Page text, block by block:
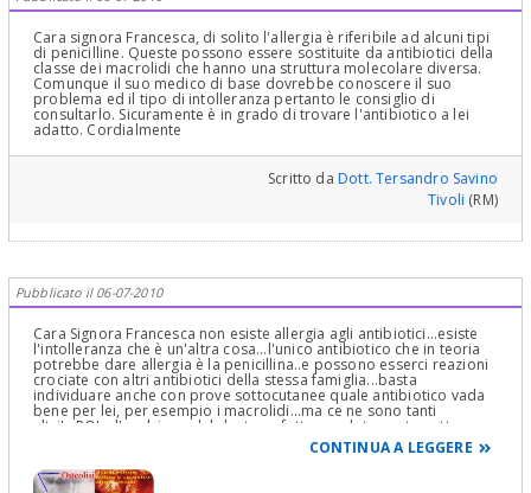
Cara signora Francesca, di solito l'allergia è riferibile ad alcuni tipi
di penicilline. Queste possono essere sostituite da antibiotici della
classe dei macrolidi che hanno una struttura molecolare diversa.
Comunque il suo medico di base dovrebbe conoscere il suo
problema ed il tipo di intolleranza pertanto le consiglio di
consultarlo. Sicuramente è in grado di trovare l'antibiotico a lei
adatto. Cordialmente
Scritto daDott. Tersandro Savino
Tivoli (RM)
Pubblicato il 06-07-2010
Cara Signora Francesca non esiste allergia agli antibiotici...esiste
l'intolleranza che è un'altra cosa...l'unico antibiotico che in teoria
potrebbe dare allergia è la penicillina..e possono esserci reazioni
crociate con altri antibiotici della stessa famiglia...basta
individuare anche con prove sottocutanee quale antibiotico vada
bene per lei, per esempio i macrolidi...ma ce ne sono tanti
altri!...POI....l'avulsione del dente va fatta assolutamente sotto
copertura energica di antibiotico potente da iniziare giorni prima
per "vincere" l'ascesso e l'infezione.....non c'è bisogno di andare in
nessuna clinica...qualsiasi dentista che abbia dimestichezza con la
chirurgia orale è in grado di fare l'intervento valutando anche i
CONTINUA A LEGGERE